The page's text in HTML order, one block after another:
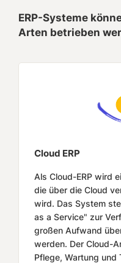
ERP-Systeme
Arten betrieben
Cloud ERP
Als Cloud-ERP wird
die über die Cloud
wird. Das System
as a Service" zur
großen Aufwand
werden. Der Cloud-
Pflege, Wartung und